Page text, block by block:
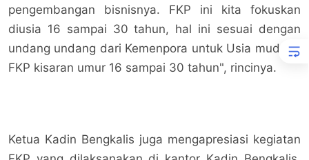
pengembangan bisnisnya. FKP ini kita fokuskan
diusia 16 sampai 30 tahun, hal ini sesuai dengan
undang undang dari Kemenpora untuk Usia muda di
FKP kisaran umur 16 sampai 30 tahun", rincinya.
Ketua Kadin Bengkalis juga mengapresiasi kegiatan